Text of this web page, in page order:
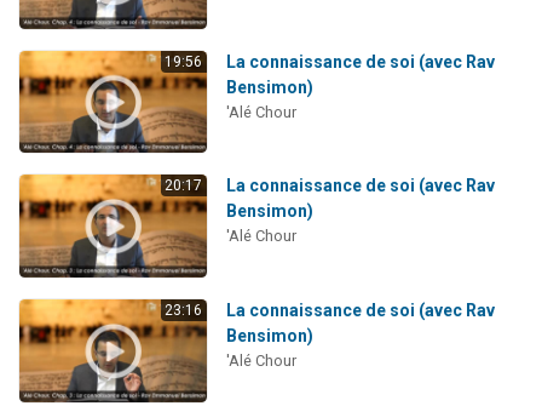
19:56
La connaissance de soi (avec Rav
Bensimon)
'Alé Chour
20:17
La connaissance de soi (avec Rav
Bensimon)
'Alé Chour
23:16
La connaissance de soi (avec Rav
Bensimon)
'Alé Chour